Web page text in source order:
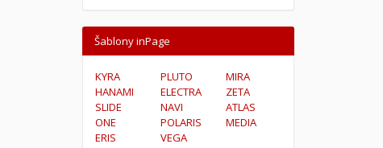
Šablony inPage
KYRA
HANAMI
SLIDE
ONE
ERIS
PLUTO
ELECTRA
NAVI
POLARIS
VEGA
MIRA
ZETA
ATLAS
MEDIA